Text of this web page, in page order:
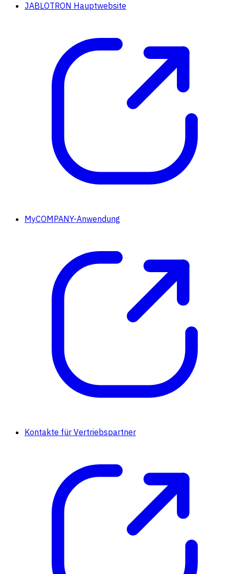
JABLOTRON Hauptwebsite
MyCOMPANY-Anwendung
Kontakte für Vertriebspartner